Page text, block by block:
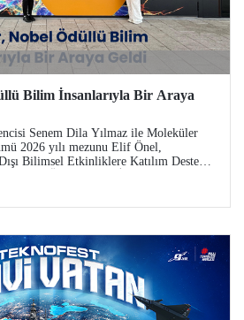
Bilim İnsanlarıyla Bir Araya
Senem Dila Yılmaz ile Moleküler
2026 yılı mezunu Elif Önel,
Bilimsel Etkinliklere Katılım Desteği
Nobel Ödüllü Bilim İnsanları